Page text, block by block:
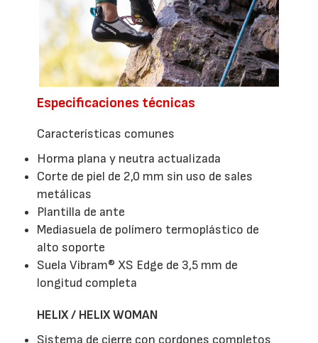
Especificaciones técnicas
Características comunes
Horma plana y neutra actualizada
Corte de piel de 2,0 mm sin uso de sales
metálicas
Plantilla de ante
Mediasuela de polímero termoplástico de
alto soporte
Suela Vibram® XS Edge de 3,5 mm de
longitud completa
HELIX / HELIX WOMAN
Sistema de cierre con cordones completos